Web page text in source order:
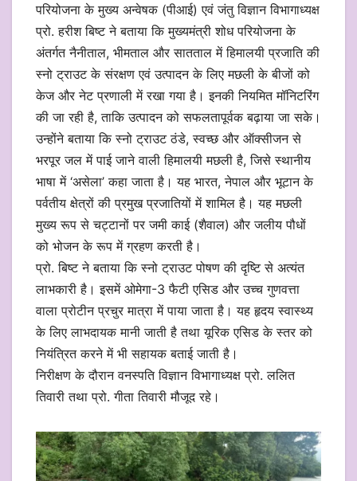
परियोजना के मुख्य अन्वेषक (पीआई) एवं जंतु विज्ञान विभागाध्यक्ष
प्रो. हरीश बिष्ट ने बताया कि मुख्यमंत्री शोध परियोजना के
अंतर्गत नैनीताल, भीमताल और सातताल में हिमालयी प्रजाति की
स्नो ट्राउट के संरक्षण एवं उत्पादन के लिए मछली के बीजों को
केज और नेट प्रणाली में रखा गया है। इनकी नियमित मॉनिटरिंग
की जा रही है, ताकि उत्पादन को सफलतापूर्वक बढ़ाया जा सके।
उन्होंने बताया कि स्नो ट्राउट ठंडे, स्वच्छ और ऑक्सीजन से
भरपूर जल में पाई जाने वाली हिमालयी मछली है, जिसे स्थानीय
भाषा में ‘असेला’ कहा जाता है। यह भारत, नेपाल और भूटान के
पर्वतीय क्षेत्रों की प्रमुख प्रजातियों में शामिल है। यह मछली
मुख्य रूप से चट्टानों पर जमी काई (शैवाल) और जलीय पौधों
को भोजन के रूप में ग्रहण करती है।
प्रो. बिष्ट ने बताया कि स्नो ट्राउट पोषण की दृष्टि से अत्यंत
लाभकारी है। इसमें ओमेगा-3 फैटी एसिड और उच्च गुणवत्ता
वाला प्रोटीन प्रचुर मात्रा में पाया जाता है। यह हृदय स्वास्थ्य
के लिए लाभदायक मानी जाती है तथा यूरिक एसिड के स्तर को
नियंत्रित करने में भी सहायक बताई जाती है।
निरीक्षण के दौरान वनस्पति विज्ञान विभागाध्यक्ष प्रो. ललित
तिवारी तथा प्रो. गीता तिवारी मौजूद रहे।